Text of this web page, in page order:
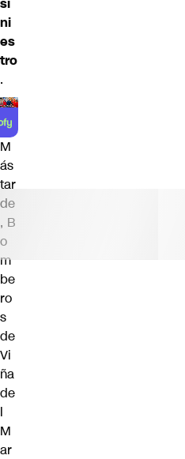
ni
es
tro
.
M
ás
tar
de
, B
o
m
be
ro
s
de
Vi
ña
de
l
M
ar